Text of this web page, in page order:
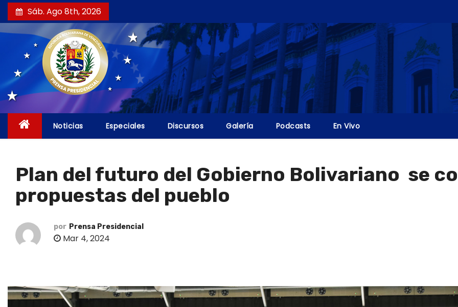
a
l
Sáb. Ago 8th, 2026
Noticias Especiales Discursos Galería Podcasts En Vivo
Plan del futuro del Gobierno Bolivariano se
propuestas del pueblo
por Prensa Presidencial
Mar 4, 2024